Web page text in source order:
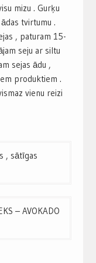
mizu . Gurķu
tvirtumu .
, paturam 15-
seju ar siltu
sejas ādu ,
produktiem .
vienu reizi
, sātīgas
– AVOKADO